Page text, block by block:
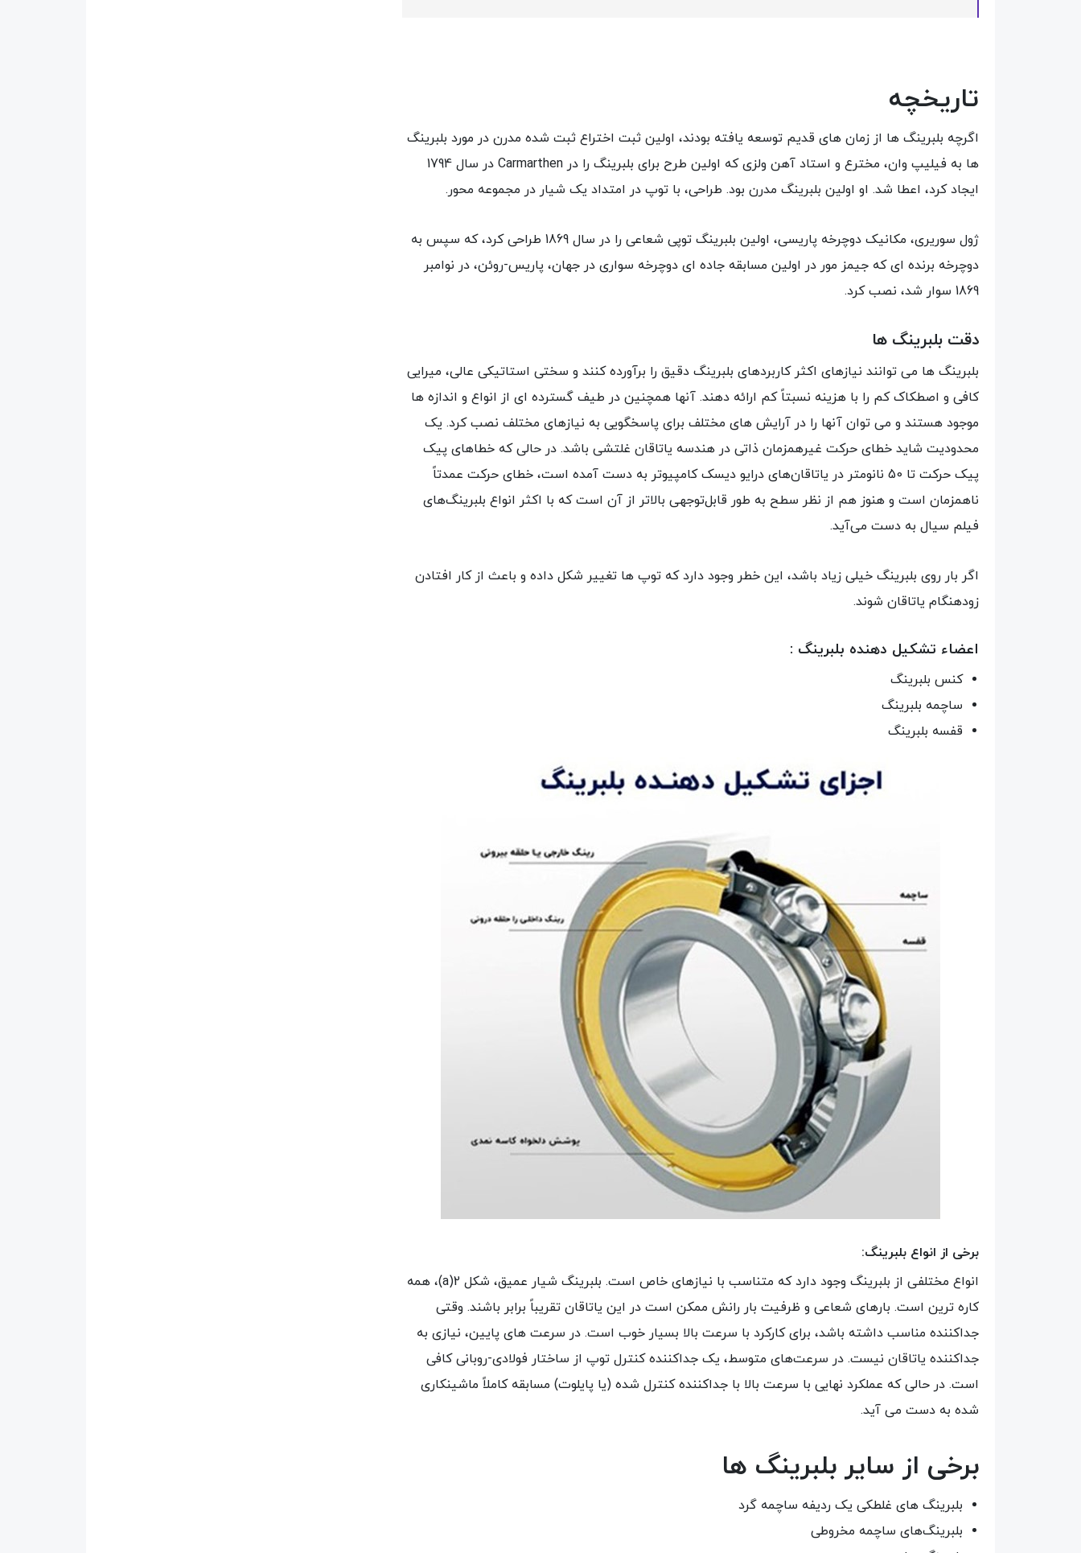
تاریخچه
اگرچه بلبرینگ ها از زمان های قدیم توسعه یافته بودند، اولین ثبت اختراع ثبت شده مدرن در مورد بلبرینگ
ها به فیلیپ وان، مخترع و استاد آهن ولزی که اولین طرح برای بلبرینگ را در Carmarthen در سال 1794
ایجاد کرد، اعطا شد. او اولین بلبرینگ مدرن بود. طراحی، با توپ در امتداد یک شیار در مجموعه محور.
ژول سوریری، مکانیک دوچرخه پاریسی، اولین بلبرینگ توپی شعاعی را در سال 1869 طراحی کرد، که سپس به
دوچرخه برنده ای که جیمز مور در اولین مسابقه جاده ای دوچرخه سواری در جهان، پاریس-روئن، در نوامبر
1869 سوار شد، نصب کرد.
دقت بلبرینگ ها
بلبرینگ ها می توانند نیازهای اکثر کاربردهای بلبرینگ دقیق را برآورده کنند و سختی استاتیکی عالی، میرایی
کافی و اصطکاک کم را با هزینه نسبتاً کم ارائه دهند. آنها همچنین در طیف گسترده ای از انواع و اندازه ها
موجود هستند و می توان آنها را در آرایش های مختلف برای پاسخگویی به نیازهای مختلف نصب کرد. یک
محدودیت شاید خطای حرکت غیرهمزمان ذاتی در هندسه یاتاقان غلتشی باشد. در حالی که خطاهای پیک
پیک حرکت تا 50 نانومتر در یاتاقان‌های درایو دیسک کامپیوتر به دست آمده است، خطای حرکت عمدتاً
ناهمزمان است و هنوز هم از نظر سطح به طور قابل‌توجهی بالاتر از آن است که با اکثر انواع بلبرینگ‌های
فیلم سیال به دست می‌آید.
اگر بار روی بلبرینگ خیلی زیاد باشد، این خطر وجود دارد که توپ ها تغییر شکل داده و باعث از کار افتادن
زودهنگام یاتاقان شوند.
اعضاء تشکیل دهنده بلبرینگ :
کنس بلبرینگ
ساچمه بلبرینگ
قفسه بلبرینگ
برخی از انواع بلبرینگ:
انواع مختلفی از بلبرینگ وجود دارد که متناسب با نیازهای خاص است. بلبرینگ شیار عمیق، شکل 2(a)، همه
کاره ترین است. بارهای شعاعی و ظرفیت بار رانش ممکن است در این یاتاقان تقریباً برابر باشند. وقتی
جداکننده مناسب داشته باشد، برای کارکرد با سرعت بالا بسیار خوب است. در سرعت های پایین، نیازی به
جداکننده یاتاقان نیست. در سرعت‌های متوسط، یک جداکننده کنترل توپ از ساختار فولادی-روبانی کافی
است. در حالی که عملکرد نهایی با سرعت بالا با جداکننده کنترل شده (یا پایلوت) مسابقه کاملاً ماشینکاری
شده به دست می آید.
برخی از سایر بلبرینگ ها
بلبرینگ های غلطکی یک ردیفه ساچمه گرد
بلبرینگ‌های ساچمه مخروطی